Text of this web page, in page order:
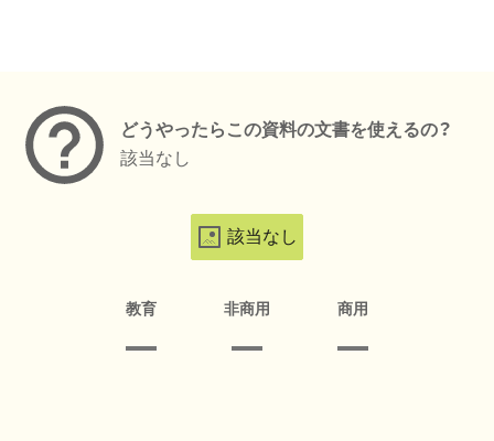
どうやったらこの資料の文書を使えるの？
該当なし
該当なし
教育 非商用 商用